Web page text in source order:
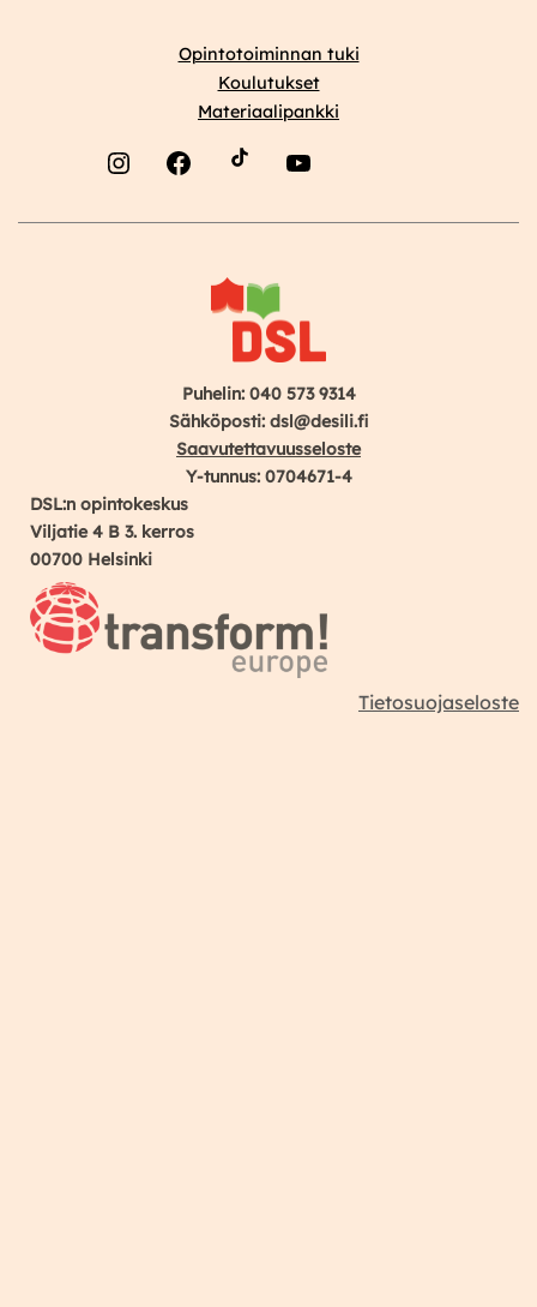
Opintotoiminnan tuki
Koulutukset
Materiaalipankki
Puhelin: 040 573 9314
Sähköposti: dsl@desili.fi
Saavutettavuusseloste
Y-tunnus: 0704671-4
DSL:n opintokeskus
Viljatie 4 B 3. kerros
00700 Helsinki
Tietosuojaseloste